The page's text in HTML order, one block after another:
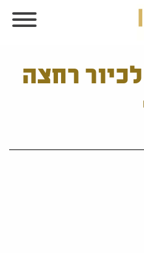
רחצה